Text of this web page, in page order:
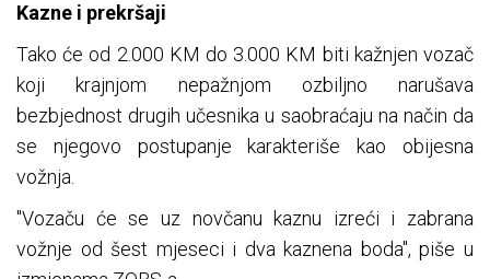
Kazne i prekršaji
Tako će od 2.000 KM do 3.000 KM biti kažnjen vozač
koji krajnjom nepažnjom ozbiljno narušava
bezbjednost drugih učesnika u saobraćaju na način da
se njegovo postupanje karakteriše kao obijesna
vožnja.
"Vozaču će se uz novčanu kaznu izreći i zabrana
vožnje od šest mjeseci i dva kaznena boda", piše u